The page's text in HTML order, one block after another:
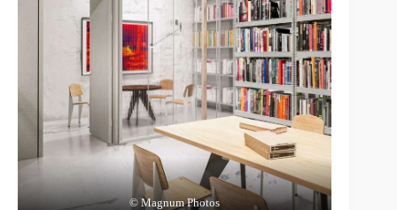
© Magnum Photos